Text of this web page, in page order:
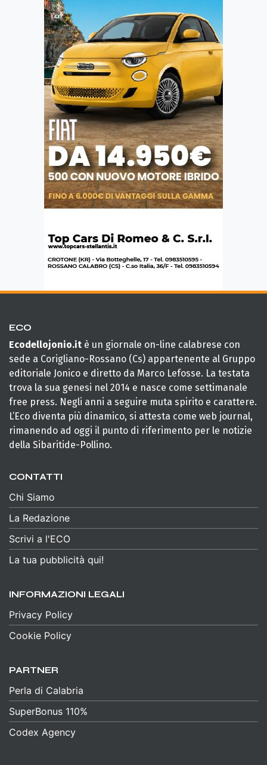
ECO
Ecodellojonio.it è un giornale on-line calabrese con
sede a Corigliano-Rossano (Cs) appartenente al Gruppo
editoriale Jonico e diretto da Marco Lefosse. La testata
trova la sua genesi nel 2014 e nasce come settimanale
free press. Negli anni a seguire muta spirito e carattere.
L’Eco diventa più dinamico, si attesta come web journal,
rimanendo ad oggi il punto di riferimento per le notizie
della Sibaritide-Pollino.
CONTATTI
Chi Siamo
La Redazione
Scrivi a l'ECO
La tua pubblicità qui!
INFORMAZIONI LEGALI
Privacy Policy
Cookie Policy
PARTNER
Perla di Calabria
SuperBonus 110%
Codex Agency